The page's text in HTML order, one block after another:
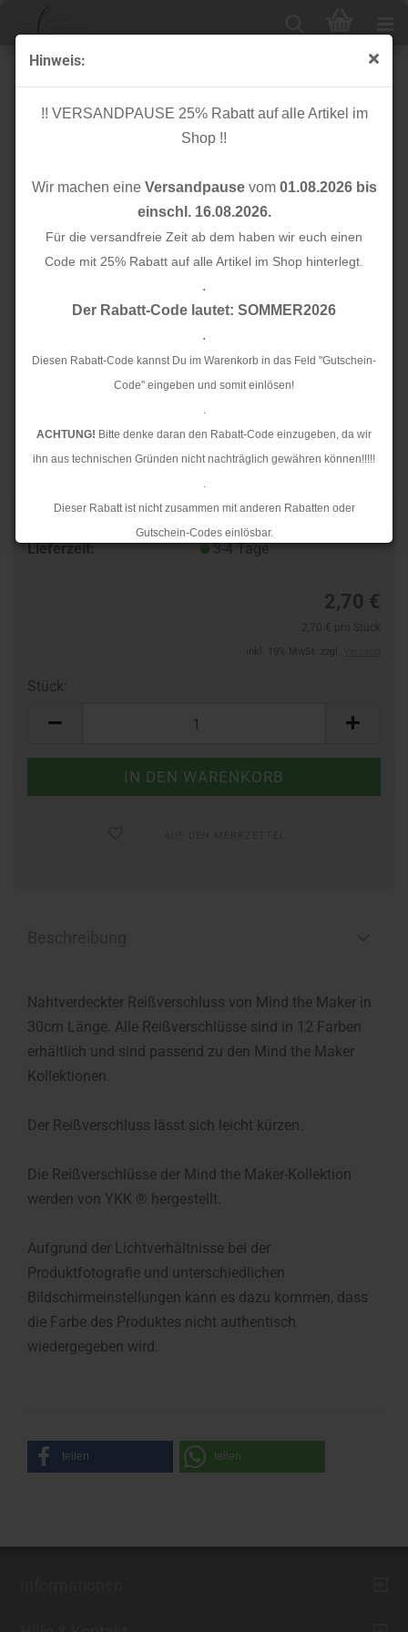
Hinweis:
!! VERSANDPAUSE 25% Rabatt auf alle Artikel im
Shop !!
Wir machen eine Versandpausevom 01.08.2026 bis
einschl. 16.08.2026.
Für die versandfreie Zeit ab dem haben wir euch einen
Code mit 25% Rabatt auf alle Artikel im Shop hinterlegt.
.
Der Rabatt-Code lautet: SOMMER2026
.
Diesen Rabatt-Code kannst Du im Warenkorb in das Feld "Gutschein-
Code" eingeben und somit einlösen!
.
ACHTUNG! Bitte denke daran den Rabatt-Code einzugeben, da wir
ihn aus technischen Gründen nicht nachträglich gewähren können!!!!!
.
Dieser Rabatt ist nicht zusammen mit anderen Rabatten oder
Gutschein-Codes einlösbar.
.
Rückstaus kann es jedoch zu längeren Lieferzeiten kommen.
Reißverschluss - nahtverdeckt - 30cm - indigo night -
Mind the Maker
Lieferzeit:
3-4 Tage
2,70 €
Stück:
Nahtverdeckter Reißverschluss von Mind the Maker in
30cm Länge. Alle Reißverschlüsse sind in 12 Farben
erhältlich und sind passend zu den Mind the Maker
Kollektionen.
Der Reißverschluss lässt sich leicht kürzen.
Die Reißverschlüsse der Mind the Maker-Kollektion
werden von YKK ® hergestellt.
Aufgrund der Lichtverhältnisse bei der
Produktfotografie und unterschiedlichen
Bildschirmeinstellungen kann es dazu kommen, dass
die Farbe des Produktes nicht authentisch
wiedergegeben wird.
teilen teilen